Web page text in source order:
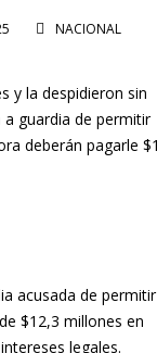
NACIONAL
acusada de permitir
$12,3 millones en
legales.